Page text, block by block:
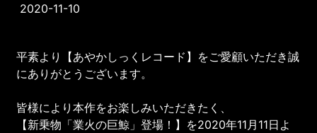
2020-11-10
平素より【あやかしっくレコード】をご愛顧いただき誠
にありがとうございます。
皆様により本作をお楽しみいただきたく、
【新乗物「業火の巨鯨」登場！】を2020年11月11日よ